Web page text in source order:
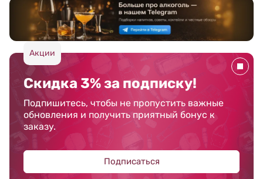
Акции
Скидка 3% за подписку!
Подпишитесь, чтобы не пропустить важные
обновления и получить приятный бонус к
заказу.
Подписаться